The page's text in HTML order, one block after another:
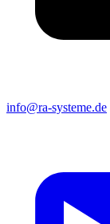
info@ra-systeme.de